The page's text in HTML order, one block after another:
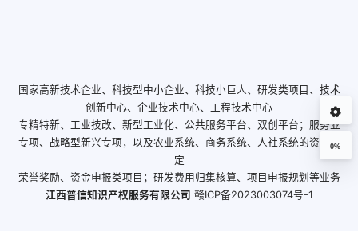
0%
国家高新技术企业、科技型中小企业、科技小巨人、研发类项目、技术
创新中心、企业技术中心、工程技术中心
专精特新、工业技改、新型工业化、公共服务平台、双创平台；服务业
专项、战略型新兴专项，以及农业系统、商务系统、人社系统的资格认
定
荣誉奖励、资金申报类项目；研发费用归集核算、项目申报规划等业务
江西普信知识产权服务有限公司 赣ICP备2023003074号-1